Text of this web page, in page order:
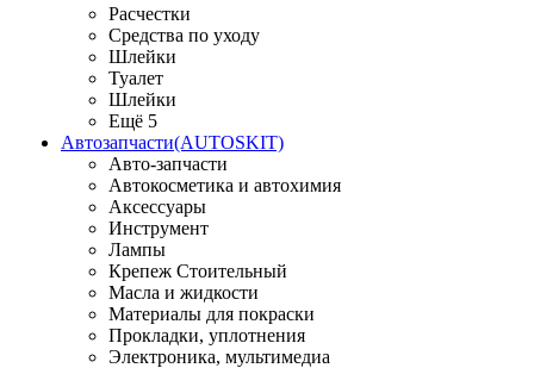
Расчестки
Средства по уходу
Шлейки
Туалет
Шлейки
Ещё 5
Автозапчасти(AUTOSKIT)
Авто-запчасти
Автокосметика и автохимия
Аксессуары
Инструмент
Лампы
Крепеж Стоительный
Масла и жидкости
Материалы для покраски
Прокладки, уплотнения
Электроника, мультимедиа